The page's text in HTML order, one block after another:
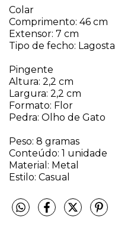
Colar
Comprimento: 46 cm
Extensor: 7 cm
Tipo de fecho: Lagosta
Pingente
Altura: 2,2 cm
Largura: 2,2 cm
Formato: Flor
Pedra: Olho de Gato
Peso: 8 gramas
Conteúdo: 1 unidade
Material: Metal
Estilo: Casual